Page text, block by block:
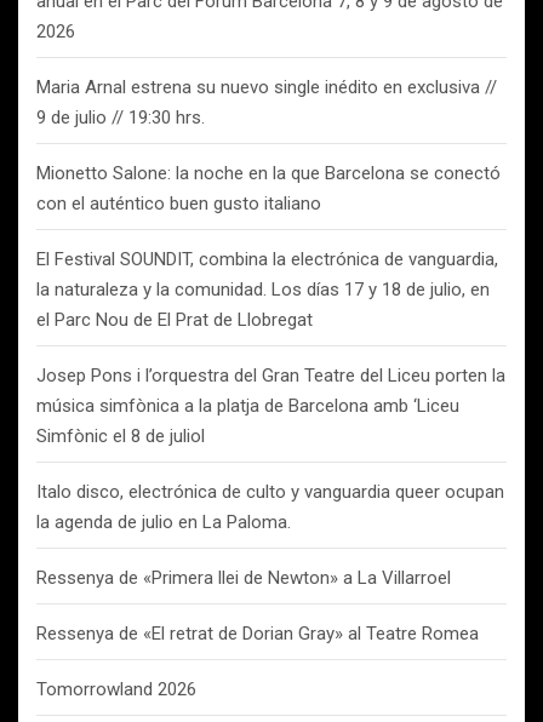
2026
Maria Arnal estrena su nuevo single inédito en exclusiva //
9 de julio // 19:30 hrs.
Mionetto Salone: la noche en la que Barcelona se conectó
con el auténtico buen gusto italiano
El Festival SOUNDIT, combina la electrónica de vanguardia,
la naturaleza y la comunidad. Los días 17 y 18 de julio, en
el Parc Nou de El Prat de Llobregat
Josep Pons i l’orquestra del Gran Teatre del Liceu porten la
música simfònica a la platja de Barcelona amb ‘Liceu
Simfònic el 8 de juliol
Italo disco, electrónica de culto y vanguardia queer ocupan
la agenda de julio en La Paloma.
Ressenya de «Primera llei de Newton» a La Villarroel
Ressenya de «El retrat de Dorian Gray» al Teatre Romea
Tomorrowland 2026